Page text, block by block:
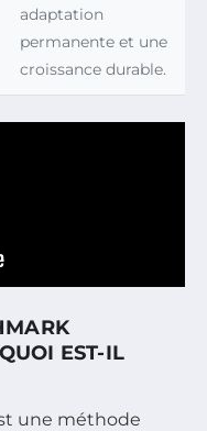
adaptation
permanente et une
croissance durable.
EST-IL
une méthode